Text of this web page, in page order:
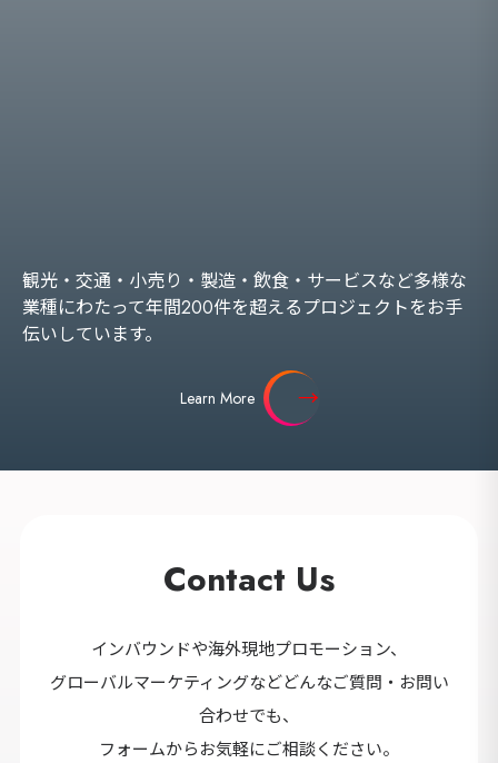
9カ国発！厳
観光・交通・小売り・製造・飲食・サービスなど多様な
業種にわたって年間200件を超えるプロジェクトをお手
伝いしています。
Learn More
Contact Us
インバウンドや海外現地プロモーション、
グローバルマーケティングなどどんなご質問・お問い
合わせでも、
フォームからお気軽にご相談ください。